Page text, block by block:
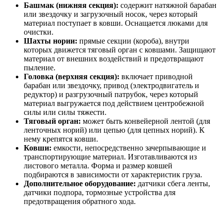
Башмак (нижняя секция): содержит натяжной барабан
или звездочку и загрузочный носок, через который
материал поступает в ковши. Оснащается люками для
очистки.
Шахты нории: прямые секции (короба), внутри
которых движется тяговый орган с ковшами. Защищают
материал от внешних воздействий и предотвращают
пыление.
Головка (верхняя секция): включает приводной
барабан или звездочку, привод (электродвигатель и
редуктор) и разгрузочный патрубок, через который
материал выгружается под действием центробежной
силы или силы тяжести.
Тяговый орган: может быть конвейерной лентой (для
ленточных норий) или цепью (для цепных норий). К
нему крепятся ковши.
Ковши: емкости, непосредственно зачерпывающие и
транспортирующие материал. Изготавливаются из
листового металла. Форма и размер ковшей
подбираются в зависимости от характеристик груза.
Дополнительное оборудование: датчики сбега ленты,
датчики подпора, тормозные устройства для
предотвращения обратного хода.